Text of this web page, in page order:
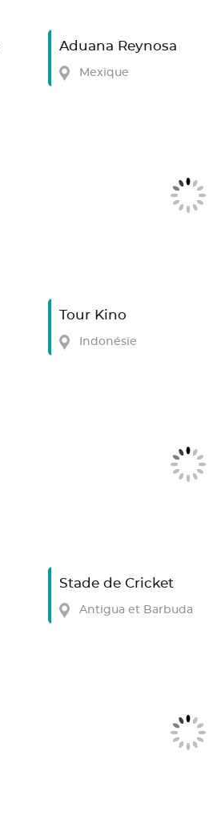
Aduana Reynosa
Mexique
Tour Kino
Indonésie
Stade de Cricket
Antigua et Barbuda